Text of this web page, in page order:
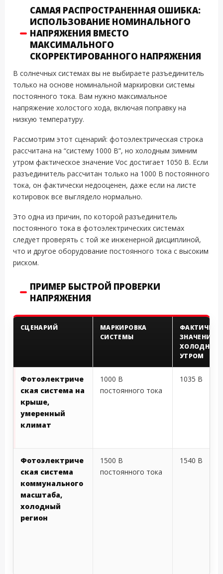
САМАЯ РАСПРОСТРАНЕННАЯ ОШИБКА:
ИСПОЛЬЗОВАНИЕ НОМИНАЛЬНОГО
НАПРЯЖЕНИЯ ВМЕСТО
МАКСИМАЛЬНОГО
СКОРРЕКТИРОВАННОГО НАПРЯЖЕНИЯ
В солнечных системах вы не выбираете разъединитель
только на основе номинальной маркировки системы
постоянного тока. Вам нужно максимальное
напряжение холостого хода, включая поправку на
низкую температуру.
Рассмотрим этот сценарий: фотоэлектрическая строка
рассчитана на “систему 1000 В”, но холодным зимним
утром фактическое значение Voc достигает 1050 В. Если
разъединитель рассчитан только на 1000 В постоянного
тока, он фактически недооценен, даже если на листе
котировок все выглядело нормально.
Это одна из причин, по которой разъединитель
постоянного тока в фотоэлектрических системах
следует проверять с той же инженерной дисциплиной,
что и другое оборудование постоянного тока с высоким
риском.
ПРИМЕР БЫСТРОЙ ПРОВЕРКИ
НАПРЯЖЕНИЯ
СЦЕНАРИЙ
МАРКИРОВКА
СИСТЕМЫ
ЗНАЧЕНИЕ
ХОЛОДНЫМ
УТРОМ
Фотоэлектриче
ская система на
крыше,
умеренный
климат
1000 В
постоянного тока
1035 В
Фотоэлектриче
ская система
коммунального
масштаба,
холодный
регион
1500 В
постоянного тока
1540 В